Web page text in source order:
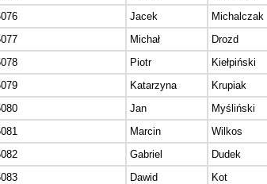
Jacek Michalczak
Michał Drozd
Piotr Kiełpiński
Katarzyna Krupiak
Jan Myśliński
Marcin Wilkos
Gabriel Dudek
Dawid Kot